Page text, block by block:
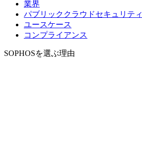
業界
パブリッククラウドセキュリティ
ユースケース
コンプライアンス
SOPHOSを選ぶ理由